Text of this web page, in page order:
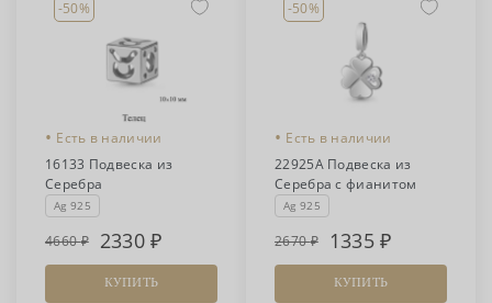
-50%
• Есть в наличии
16133 Подвеска из
Серебра
Ag 925
4660 2330
КУПИТЬ
-50%
• Есть в наличии
22925А Подвеска из
Серебра с фианитом
Ag 925
2670 1335
КУПИТЬ